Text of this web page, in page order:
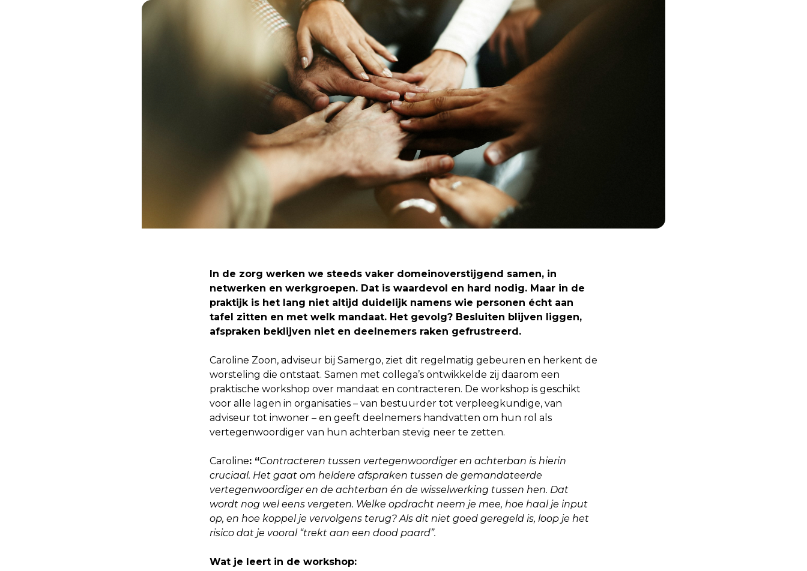
In de zorg werken we steeds vaker domeinoverstijgend samen, in
netwerken en werkgroepen. Dat is waardevol en hard nodig. Maar in de
praktijk is het lang niet altijd duidelijk namens wie personen écht aan
tafel zitten en met welk mandaat. Het gevolg? Besluiten blijven liggen,
afspraken beklijven niet en deelnemers raken gefrustreerd.
Caroline Zoon, adviseur bij Samergo, ziet dit regelmatig gebeuren en herkent de
worsteling die ontstaat. Samen met collega’s ontwikkelde zij daarom een
praktische workshop over mandaat en contracteren. De workshop is geschikt
voor alle lagen in organisaties – van bestuurder tot verpleegkundige, van
adviseur tot inwoner – en geeft deelnemers handvatten om hun rol als
vertegenwoordiger van hun achterban stevig neer te zetten.
Caroline: “Contracteren tussen vertegenwoordiger en achterban is hierin
cruciaal. Het gaat om heldere afspraken tussen de gemandateerde
vertegenwoordiger en de achterban én de wisselwerking tussen hen. Dat
wordt nog wel eens vergeten. Welke opdracht neem je mee, hoe haal je input
op, en hoe koppel je vervolgens terug? Als dit niet goed geregeld is, loop je het
risico dat je vooral “trekt aan een dood paard”.
Wat je leert in de workshop: